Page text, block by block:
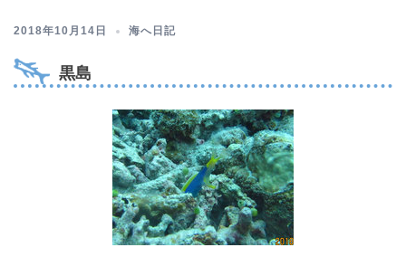
2018年10月14日 海へ日記
黒島